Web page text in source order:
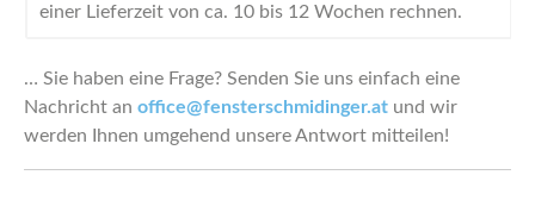
einer Lieferzeit von ca. 10 bis 12 Wochen rechnen.
… Sie haben eine Frage? Senden Sie uns einfach eine
Nachricht an office@fensterschmidinger.at und wir
werden Ihnen umgehend unsere Antwort mitteilen!